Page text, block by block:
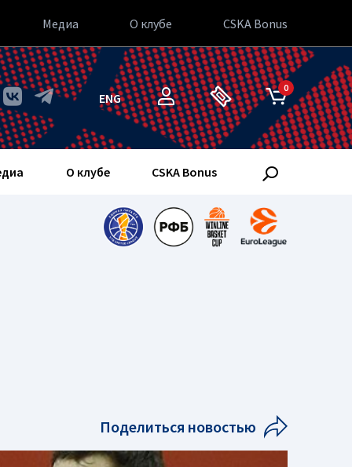
Медиа О клубе CSKA Bonus
ENG
0
О клубе CSKA Bonus
Поделиться новостью